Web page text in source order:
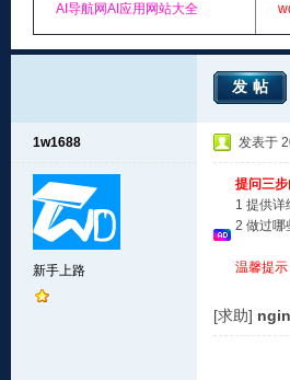
AI导航网AI应用网站大全
发帖
1w1688
新手上路
发表于
提问三步
1 提供详
2 做过哪
温馨提
[求助]